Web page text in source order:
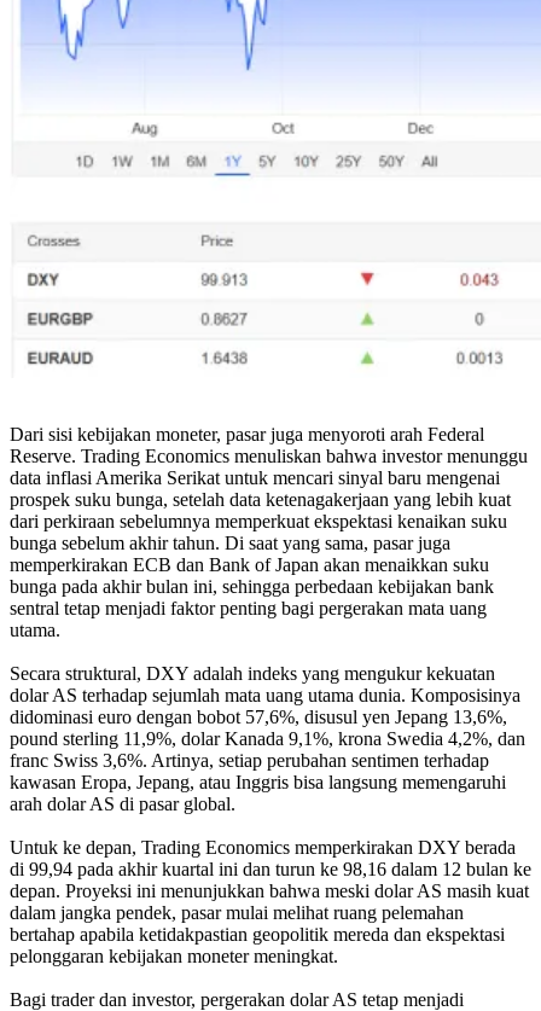
Dari sisi kebijakan moneter, pasar juga menyoroti arah Federal
Reserve. Trading Economics menuliskan bahwa investor menunggu
data inflasi Amerika Serikat untuk mencari sinyal baru mengenai
prospek suku bunga, setelah data ketenagakerjaan yang lebih kuat
dari perkiraan sebelumnya memperkuat ekspektasi kenaikan suku
bunga sebelum akhir tahun. Di saat yang sama, pasar juga
memperkirakan ECB dan Bank of Japan akan menaikkan suku
bunga pada akhir bulan ini, sehingga perbedaan kebijakan bank
sentral tetap menjadi faktor penting bagi pergerakan mata uang
utama.
Secara struktural, DXY adalah indeks yang mengukur kekuatan
dolar AS terhadap sejumlah mata uang utama dunia. Komposisinya
didominasi euro dengan bobot 57,6%, disusul yen Jepang 13,6%,
pound sterling 11,9%, dolar Kanada 9,1%, krona Swedia 4,2%, dan
franc Swiss 3,6%. Artinya, setiap perubahan sentimen terhadap
kawasan Eropa, Jepang, atau Inggris bisa langsung memengaruhi
arah dolar AS di pasar global.
Untuk ke depan, Trading Economics memperkirakan DXY berada
di 99,94 pada akhir kuartal ini dan turun ke 98,16 dalam 12 bulan ke
depan. Proyeksi ini menunjukkan bahwa meski dolar AS masih kuat
dalam jangka pendek, pasar mulai melihat ruang pelemahan
bertahap apabila ketidakpastian geopolitik mereda dan ekspektasi
pelonggaran kebijakan moneter meningkat.
Bagi trader dan investor, pergerakan dolar AS tetap menjadi